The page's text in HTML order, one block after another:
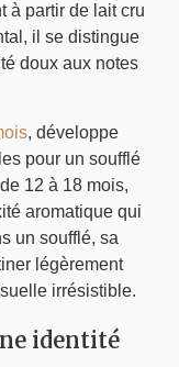
à partir de lait cru
il se distingue
doux aux notes
, développe
pour un soufflé
12 à 18 mois,
aromatique qui
un soufflé, sa
légèrement
irrésistible.
identité